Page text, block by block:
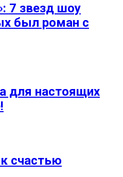
7 звезд шоу
был роман с
для настоящих
счастью